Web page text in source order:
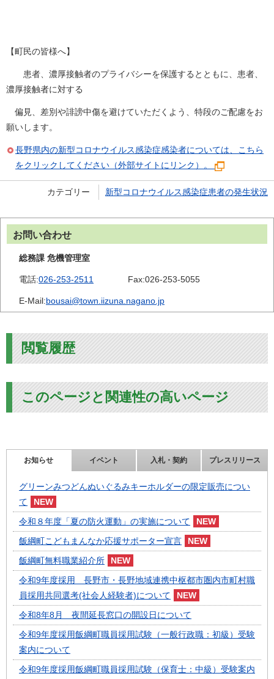
【町民の皆様へ】
患者、濃厚接触者のプライバシーを保護するとともに、患者、
濃厚接触者に対する
偏見、差別や誹謗中傷を避けていただくよう、特段のご配慮をお
願いします。
長野県内の新型コロナウイルス感染症感染者については、こちら
をクリックしてください（外部サイトにリンク）。
カテゴリー 新型コロナウイルス感染症患者の発生状況
お問い合わせ
総務課 危機管理室
電話:026-253-2511 Fax:026-253-5055
E-Mail:bousai@town.iizuna.nagano.jp
閲覧履歴
このページと関連性の高いページ
お知らせ イベント 入札・契約 プレスリリース
グリーンみつどんぬいぐるみキーホルダーの限定販売につい
て
令和８年度「夏の防火運動」の実施について
飯綱町こどもまんなか応援サポーター宣言
飯綱町無料職業紹介所
令和9年度採用 長野市・長野地域連携中枢都市圏内市町村職
員採用共同選考(社会人経験者)について
令和8年8月 夜間延長窓口の開設日について
令和9年度採用飯綱町職員採用試験（一般行政職：初級）受験
案内について
令和9年度採用飯綱町職員採用試験（保育士：中級）受験案内